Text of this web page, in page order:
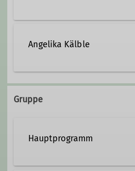
Angelika Kälble
Kontakt aufnehmen
Gruppe
Hauptprogramm